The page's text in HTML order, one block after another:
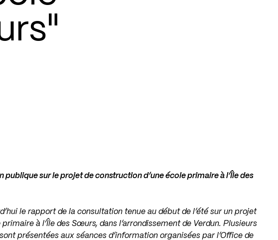
sur le projet de construction d’une école primaire à l’Île des
le rapport de la consultation tenue au début de l’été sur un projet
à l’Île des Sœurs, dans l’arrondissement de Verdun. Plusieurs
présentées aux séances d’information organisées par l’Office de